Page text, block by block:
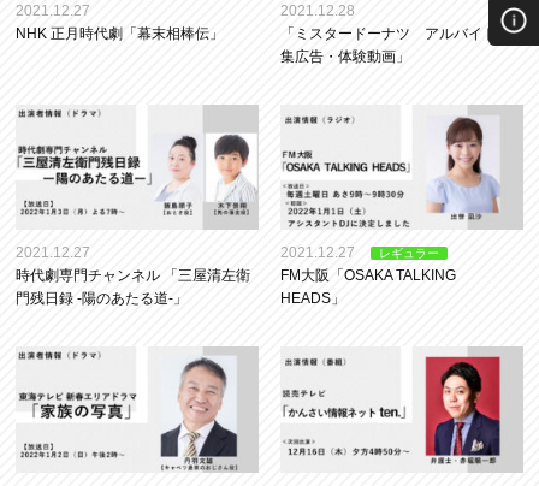
2021.12.27
NHK 正月時代劇「幕末相棒伝」
2021.12.28
「ミスタードーナツ アルバイト募
集広告・体験動画」
2021.12.27
時代劇専門チャンネル 「三屋清左衛
門残日録 -陽のあたる道-」
2021.12.27 レギュラー
FM大阪「OSAKA TALKING
HEADS」